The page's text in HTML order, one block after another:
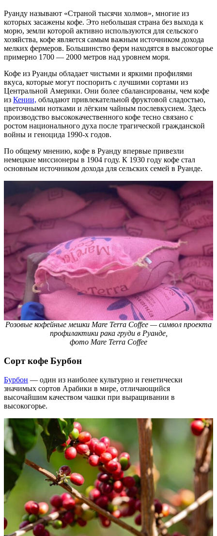
Руанду называют «Страной тысячи холмов», многие из
которых засажены кофе. Это небольшая страна без выхода к
морю, земли которой активно используются для сельского
хозяйства, кофе является самым важным источником дохода
мелких фермеров. Большинство ферм находятся в высокогорье
примерно 1700 — 2000 метров над уровнем моря.
Кофе из Руанды обладает чистыми и яркими профилями
вкуса, которые могут поспорить с лучшими сортами из
Центральной Америки. Они более сбалансированы, чем кофе
из Кении, обладают привлекательной фруктовой сладостью,
цветочными нотками и лёгким чайным послевкусием. Здесь
производство высококачественного кофе тесно связано с
ростом национального духа после трагической гражданской
войны и геноцида 1990-х годов.
По общему мнению, кофе в Руанду впервые привезли
немецкие миссионеры в 1904 году. К 1930 году кофе стал
основным источником дохода для сельских семей в Руанде.
Розовые кофейные мешки Mare Terra Coffee — символ проекта
профилактики рака груди в Руанде,
фото Mare Terra Coffee
Сорт кофе Бурбон
Бурбон — один из наиболее культурно и генетически
значимых сортов Арабики в мире, отличающийся
высочайшим качеством чашки при выращивании в
высокогорье.